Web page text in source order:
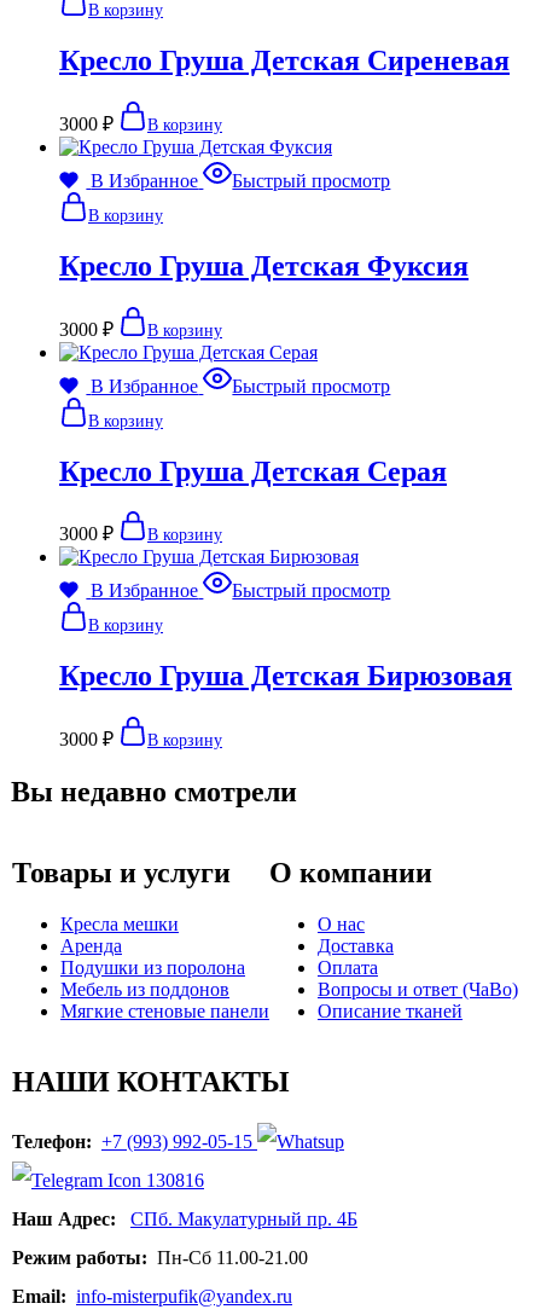
В корзину
Кресло Груша Детская Сиреневая
3000 ₽ В корзину
В Избранное Быстрый просмотр
В корзину
Кресло Груша Детская Фуксия
3000 ₽ В корзину
В Избранное Быстрый просмотр
В корзину
Кресло Груша Детская Серая
3000 ₽ В корзину
В Избранное Быстрый просмотр
В корзину
Кресло Груша Детская Бирюзовая
3000 ₽ В корзину
Вы недавно смотрели
Товары и услуги
Кресла мешки
Аренда
Подушки из поролона
Мебель из поддонов
Мягкие стеновые панели
О компании
О нас
Доставка
Оплата
Вопросы и ответ (ЧаВо)
Описание тканей
НАШИ КОНТАКТЫ
Телефон: +7 (993) 992-05-15
Наш Адрес: СПб. Макулатурный пр. 4Б
Режим работы: Пн-Сб 11.00-21.00
Email: info-misterpufik@yandex.ru